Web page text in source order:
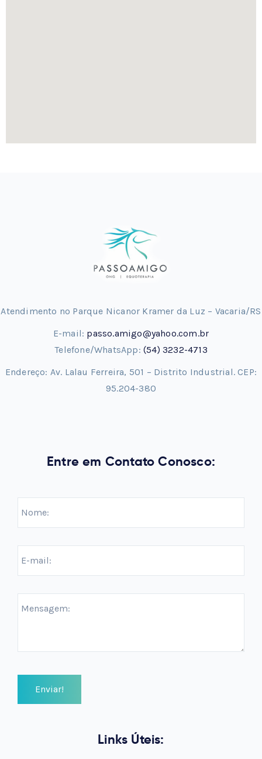
Atendimento no Parque Nicanor Kramer da Luz – Vacaria/RS
E-mail: passo.amigo@yahoo.com.br
Telefone/WhatsApp: (54) 3232-4713
Endereço: Av. Lalau Ferreira, 501 – Distrito Industrial. CEP:
95.204-380
Entre em Contato Conosco:
Links Úteis: